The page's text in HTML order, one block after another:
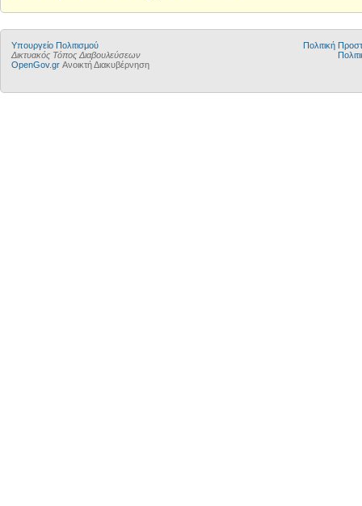
Υπουργείο Πολιτισμού
Δικτυακός Τόπος Διαβουλεύσεων
OpenGov.gr Ανοικτή Διακυβέρνηση
Πολιτική